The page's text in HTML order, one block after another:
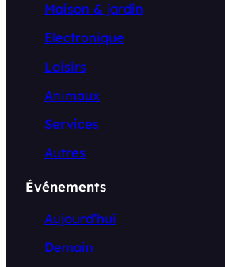
Maison & jardin
Electronique
Loisirs
Animaux
Services
Autres
Événements
Aujourd’hui
Demain